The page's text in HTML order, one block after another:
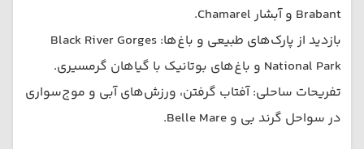
Brabant و آبشار Chamarel.
بازدید از پارک‌های طبیعی و باغ‌ها: Black River Gorges
National Park و باغ‌های بوتانیک با گیاهان گرمسیری.
تفریحات ساحلی: آفتاب گرفتن، ورزش‌های آبی و موج‌سواری
در سواحل گرند بی و Belle Mare.